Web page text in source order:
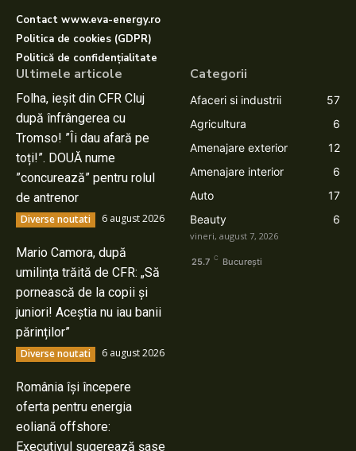
Contact www.eva-energy.ro
Politica de cookies (GDPR)
Politică de confidențialitate
Ultimele articole
Folha, ieșit din CFR Cluj
după înfrângerea cu
Tromso! ”Îi dau afară pe
toți!”. DOUĂ nume
”concurează” pentru rolul
de antrenor
Diverse noutati 6 august 2026
Mario Camora, după
umilința trăită de CFR: „Să
pornească de la copii și
juniori! Aceștia nu iau banii
părinților”
Diverse noutati 6 august 2026
România își începere
oferta pentru energia
eoliană offshore:
Executivul sugerează șase
Categorii
Afaceri si industrii
57
Agricultura
6
Amenajare exterior
12
Amenajare interior
6
Auto
17
Beauty
6
vineri, august 7, 2026
25.7 C București